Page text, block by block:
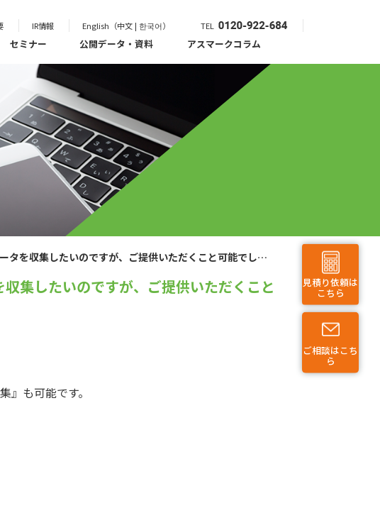
IR情報 English（中文 | 한국어） TEL
セミナー 公開データ・資料 アスマークコラム
見積り依頼は
こちら
ご相談はこち
ら
タを収集したいのですが、ご提供いただくこと可能でしょ
集したいのですが、ご提供いただくこと
も可能です。